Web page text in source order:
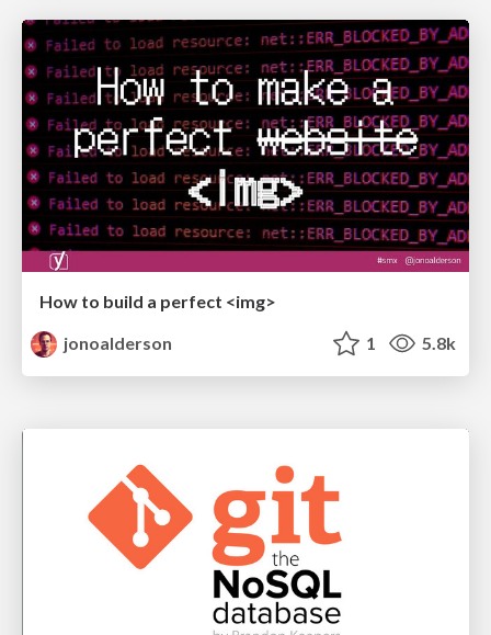
How to build a perfect <img>
jonoalderson
1 5.8k